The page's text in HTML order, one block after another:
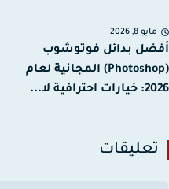
8, 2026
بدائل فوتوشوب
(Photoshop) المجانية لعام
لا...